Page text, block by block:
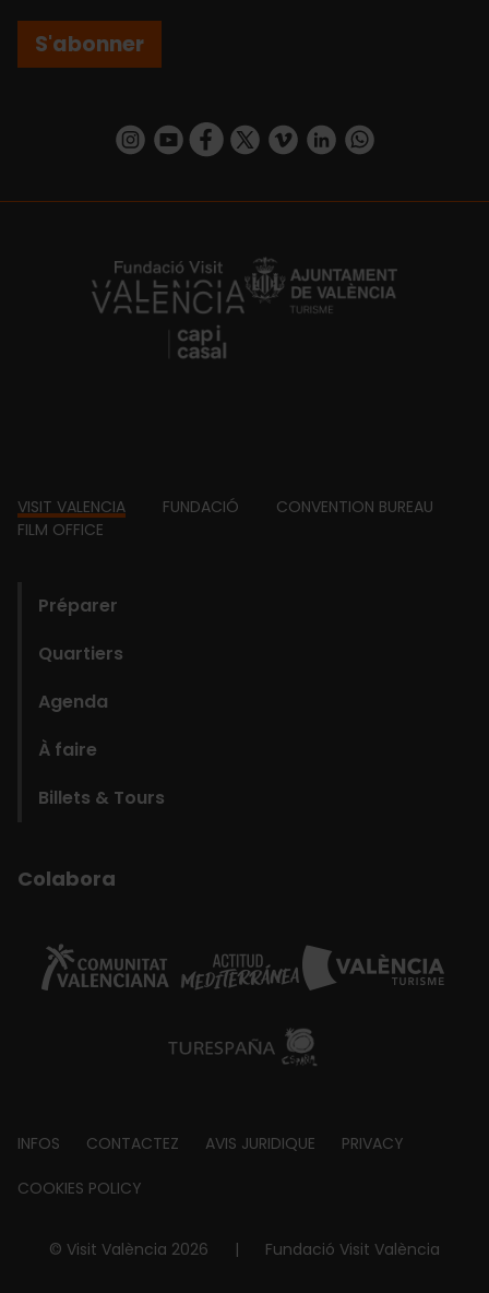
S'abonner
https://www.instagram.com/visit_valencia/
https://www.youtube.com/user/
https://www.facebook.com/
https://twitter.com/
https://vimeo.com/
https://www.linkedin.com/company/turismo-valencia/https://api.whatsapp.com/send/
https://fundacion.visitvalencia.com/
Footer
VISIT VALENCIA FUNDACIÓ
CONVENTION BUREAU
FILM OFFICE
Préparer
Quartiers
Agenda
À faire
Billets & Tours
Colabora
Footer
about
INFOS CONTACTEZ AVIS JURIDIQUE PRIVACY
COOKIES POLICY
© Visit València 2026 | Fundació Visit València